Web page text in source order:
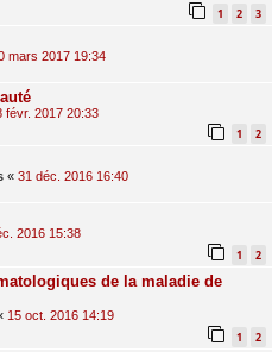
1 2 3
mars 2017 19:34
févr. 2017 20:33
1 2
« 31 déc. 2016 16:40
2016 15:38
1 2
de la maladie de
15 oct. 2016 14:19
1 2